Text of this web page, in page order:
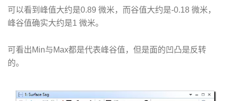
可以看到峰值大约是0.89 微米，而谷值大约是-0.18 微米，
峰谷值确实大约是1 微米。
可看出Min与Max都是代表峰谷值，但是面的凹凸是反转
的。